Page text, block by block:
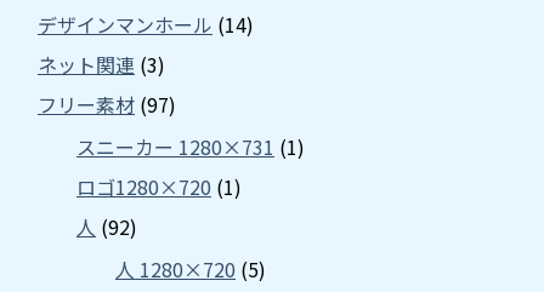
デザインマンホール (14)
ネット関連 (3)
フリー素材 (97)
スニーカー 1280×731 (1)
ロゴ1280×720 (1)
人 (92)
人 1280×720 (5)